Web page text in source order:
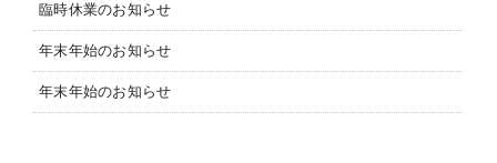
臨時休業のお知らせ
年末年始のお知らせ
年末年始のお知らせ